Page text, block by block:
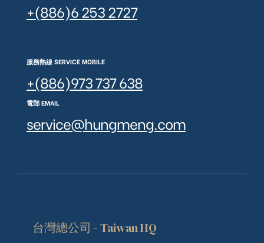
+(886)6 253 2727
服務熱線 SERVICE MOBILE
+(886)973 737 638
電郵 EMAIL
service@hungmeng.com
台灣總公司 - Taiwan HQ